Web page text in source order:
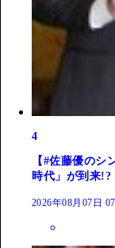
4
【#佐藤優の
時代」が到来!?
2026年08月07日